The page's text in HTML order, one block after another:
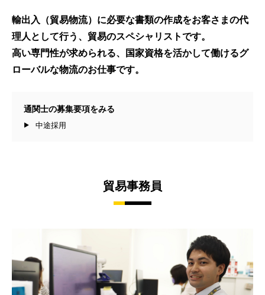
輸出入（貿易物流）に必要な書類の作成をお客さまの代
理人として行う、貿易のスペシャリストです。
高い専門性が求められる、国家資格を活かして働けるグ
ローバルな物流のお仕事です。
通関士の募集要項をみる
中途採用
貿易事務員